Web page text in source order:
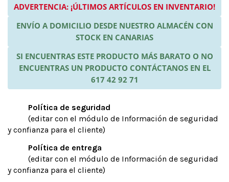
ADVERTENCIA: ¡ÚLTIMOS ARTÍCULOS EN INVENTARIO!
ENVÍO A DOMICILIO DESDE NUESTRO ALMACÉN CON
STOCK EN CANARIAS
SI ENCUENTRAS ESTE PRODUCTO MÁS BARATO O NO
ENCUENTRAS UN PRODUCTO CONTÁCTANOS EN EL
617 42 92 71
Política de seguridad
(editar con el módulo de Información de seguridad
y confianza para el cliente)
Política de entrega
(editar con el módulo de Información de seguridad
y confianza para el cliente)